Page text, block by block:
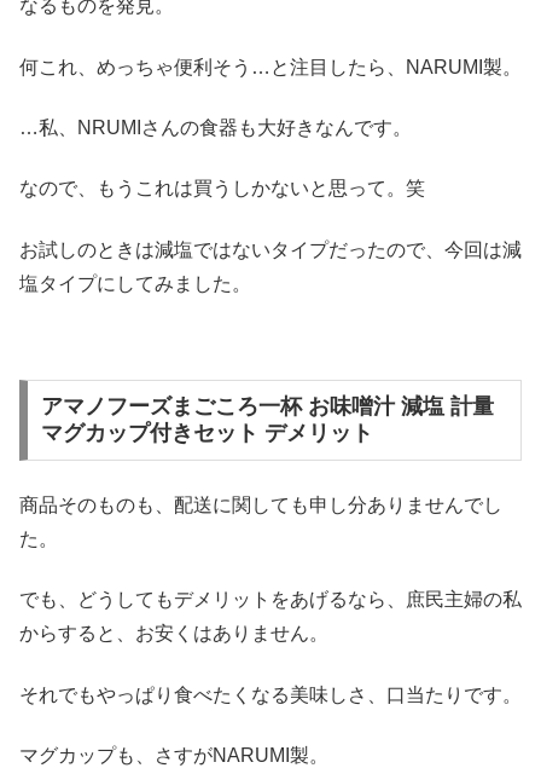
なるものを発見。
何これ、めっちゃ便利そう…と注目したら、NARUMI製。
…私、NRUMIさんの食器も大好きなんです。
なので、もうこれは買うしかないと思って。笑
お試しのときは減塩ではないタイプだったので、今回は減
塩タイプにしてみました。
アマノフーズまごころ一杯 お味噌汁 減塩 計量
マグカップ付きセット デメリット
商品そのものも、配送に関しても申し分ありませんでし
た。
でも、どうしてもデメリットをあげるなら、庶民主婦の私
からすると、お安くはありません。
それでもやっぱり食べたくなる美味しさ、口当たりです。
マグカップも、さすがNARUMI製。